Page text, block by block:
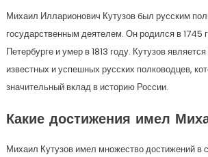
Михаил Илларионович Кутузов был русским
государственным деятелем. Он родился в 1745
Петербурге и умер в 1813 году. Кутузов
известных и успешных русских полководцев,
значительный вклад в историю России.
Какие достижения имел
Михаил Кутузов имел множество достижений в